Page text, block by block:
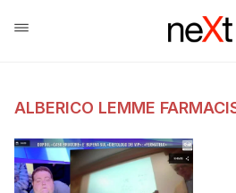
ALBERICO LEMME